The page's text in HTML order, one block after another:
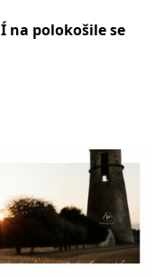
na polokošile se